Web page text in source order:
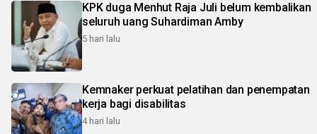
KPK duga Menhut Raja Juli belum kembalikan
seluruh uang Suhardiman Amby
5 hari lalu
Kemnaker perkuat pelatihan dan penempatan
kerja bagi disabilitas
4 hari lalu